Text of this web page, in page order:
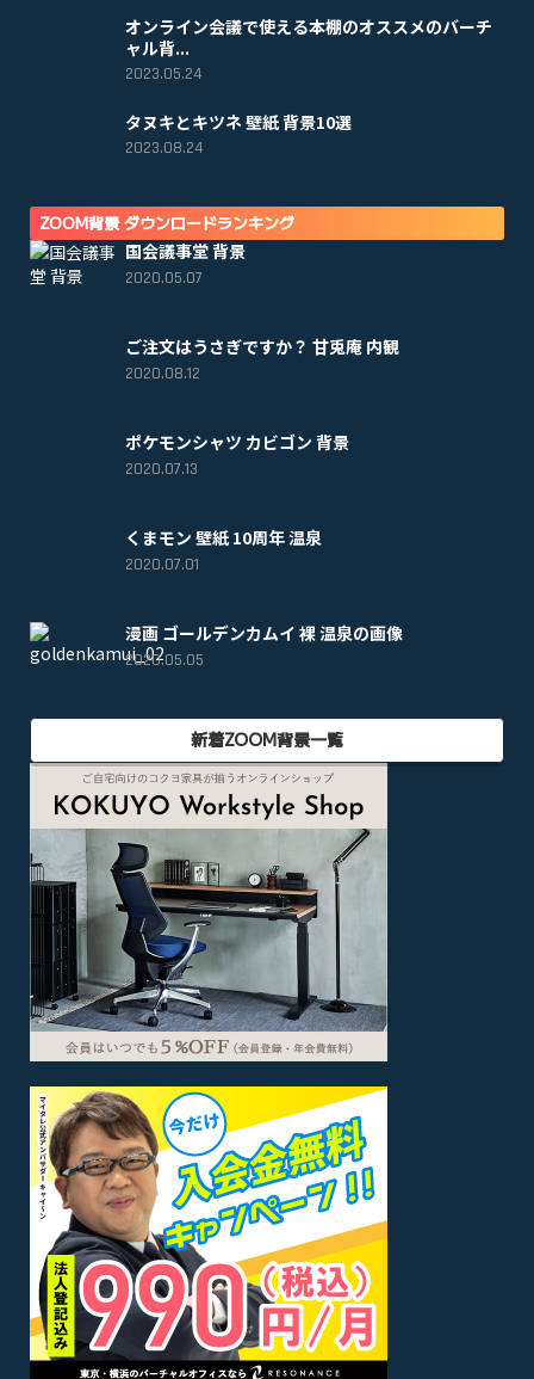
オンライン会議で使える本棚のオススメのバーチ
ャル背...
2023.05.24
タヌキとキツネ 壁紙 背景10選
2023.08.24
ZOOM背景 ダウンロードランキング
国会議事堂 背景
2020.05.07
ご注文はうさぎですか？ 甘兎庵 内観
2020.08.12
ポケモンシャツ カビゴン 背景
2020.07.13
くまモン 壁紙 10周年 温泉
2020.07.01
漫画 ゴールデンカムイ 裸 温泉の画像
2020.05.05
新着ZOOM背景一覧